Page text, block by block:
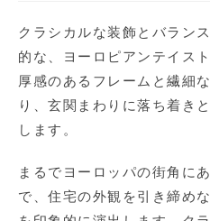
クラシカルな装飾とバラン
的な、ヨーロピアンテイス
厚感のあるフレームと繊細
り、玄関まわりに落ち着き
します。
まるでヨーロッパの街角に
で、住宅の外観を引き締め